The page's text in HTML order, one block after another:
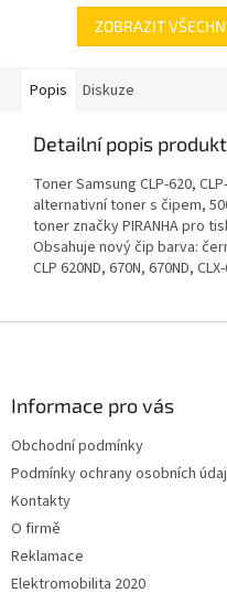
ZOBRAZIT
Popis Diskuze
Detailní popis
Toner Samsung CLP-620,
alternativní toner s čipem,
toner značky PIRANHA pro
Obsahuje nový čip barva:
CLP 620ND, 670N, 670ND,
Informace pro vás
Obchodní podmínky
Podmínky ochrany osobních
Kontakty
O firmě
Reklamace
Elektromobilita 2020